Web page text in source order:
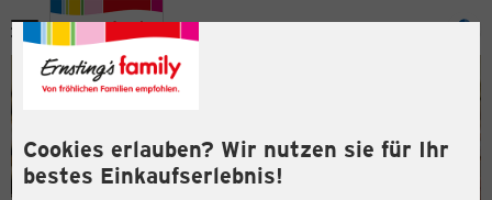
Cookies erlauben? Wir nutzen sie für Ihr
bestes Einkaufserlebnis!
Menü